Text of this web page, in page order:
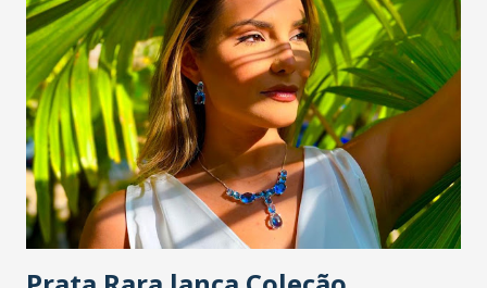
Transitando com maestria entre o tradicional Carnaval, Axé,
Reggae, Samba e Música Popular Brasilei...